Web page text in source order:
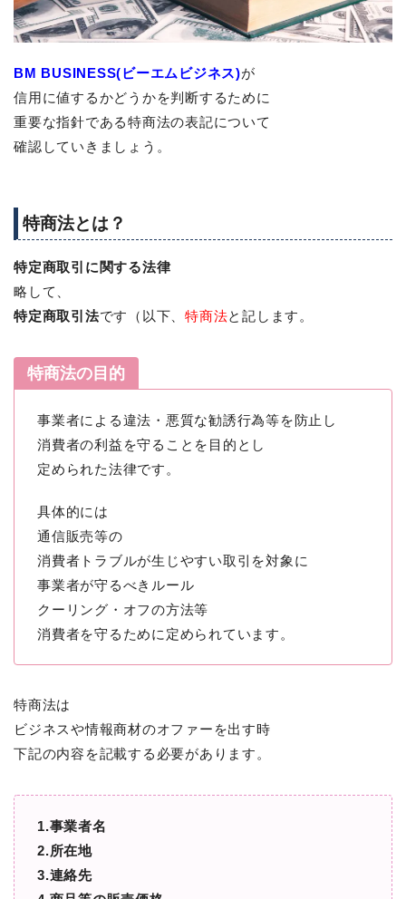
BM BUSINESS(ビーエムビジネス)が
信用に値するかどうかを判断するために
重要な指針である特商法の表記について
確認していきましょう。
特商法とは？
特定商取引に関する法律
略して、
特定商取引法です（以下、特商法と記します。
特商法の目的
事業者による違法・悪質な勧誘行為等を防止し
消費者の利益を守ることを目的とし
定められた法律です。
具体的には
通信販売等の
消費者トラブルが生じやすい取引を対象に
事業者が守るべきルール
クーリング・オフの方法等
消費者を守るために定められています。
特商法は
ビジネスや情報商材のオファーを出す時
下記の内容を記載する必要があります。
1.事業者名
2.所在地
3.連絡先